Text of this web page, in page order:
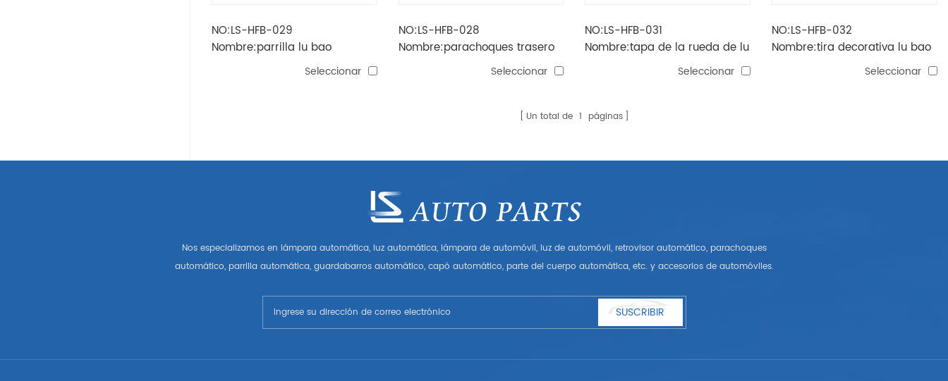
NO:LS-HFB-029
Nombre:parrilla lu bao
Seleccionar
NO:LS-HFB-028
Nombre:parachoques trasero
Seleccionar
NO:LS-HFB-031
Nombre:tapa de la rueda de lu
Seleccionar
NO:LS-HFB-032
Nombre:tira decorativa lu bao
Seleccionar
Un total de 1 páginas
Nos especializamos en lámpara automática, luz automática, lámpara de automóvil, luz de automóvil, retrovisor automático, parachoques
automático, parrilla automática, guardabarros automático, capó automático, parte del cuerpo automática, etc. y accesorios de automóviles.
SUSCRIBIR